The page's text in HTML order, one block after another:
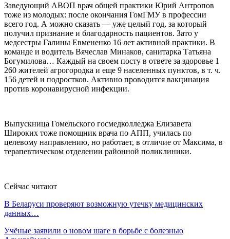
Заведующий АВОП врач общей практики Юрий Антропов
тоже из молодых: после окончания ГомГМУ в профессии
всего год. А можно сказать — уже целый год, за который
получил признание и благодарность пациентов. Зато у
медсестры Галины Евмененко 16 лет активной практики. В
команде и водитель Вячеслав Минаков, санитарка Татьяна
Богумилова… Каждый на своем посту в ответе за здоровье 1
260 жителей агрогородка и еще 9 населенных пунктов, в т. ч.
156 детей и подростков. Активно проводится вакцинация
против коронавирусной инфекции.
Выпускница Гомельского госмедколледжа Елизавета
Широких тоже помощник врача по АПП, училась по
целевому направлению, но работает, в отличие от Максима, в
терапевтическом отделении районной поликлиники.
Сейчас читают
В Беларуси проверяют возможную утечку медицинских
данных…
Учёные заявили о новом шаге в борьбе с болезнью